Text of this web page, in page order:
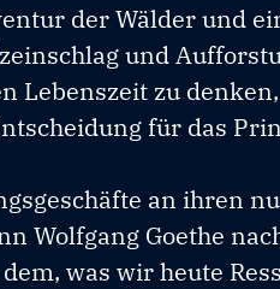
der Wälder und
und
Lebenszeit zu
für das
an ihren
Wolfgang Goethe
was wir heute